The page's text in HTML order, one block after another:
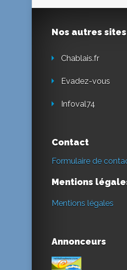
Nos autres sites
Chablais.fr
Evadez-vous
Infoval74
Contact
Formulaire de
Mentions
Mentions légales
Annonceurs